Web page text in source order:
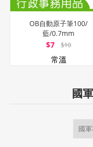
OB自動原子筆100/
藍/0.7mm
$7 $10
常溫
國